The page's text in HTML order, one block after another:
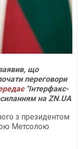
що
переговори
"Інтерфакс-
на ZN.UA
з президентом
Метсолою